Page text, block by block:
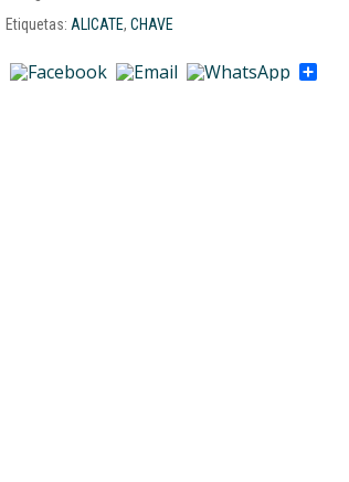
Etiquetas: ALICATE, CHAVE